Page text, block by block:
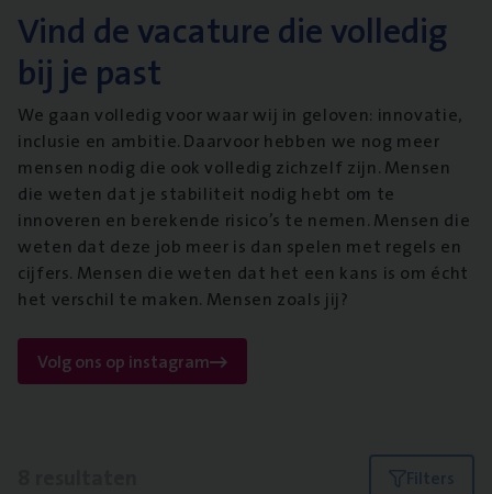
Vind de vacature die volledig
bij je past
We gaan volledig voor waar wij in geloven: innovatie,
inclusie en ambitie. Daarvoor hebben we nog meer
mensen nodig die ook volledig zichzelf zijn. Mensen
die weten dat je stabiliteit nodig hebt om te
innoveren en berekende risico’s te nemen. Mensen die
weten dat deze job meer is dan spelen met regels en
cijfers. Mensen die weten dat het een kans is om écht
het verschil te maken. Mensen zoals jij?
Volg ons op instagram
Filters